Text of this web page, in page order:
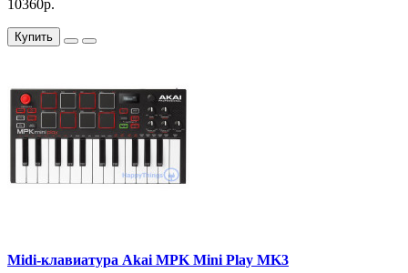
10360р.
Купить
Midi-клавиатура Akai MPK Mini Play MK3